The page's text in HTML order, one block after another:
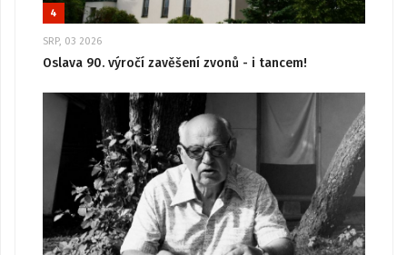
4
SRP, 03 2026
Oslava 90. výročí zavěšení zvonů - i tancem!